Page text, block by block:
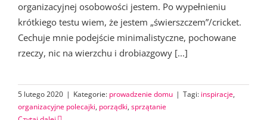
organizacyjnej osobowości jestem. Po wypełnieniu
krótkiego testu wiem, że jestem „świerszczem”/cricket.
Cechuje mnie podejście minimalistyczne, pochowane
rzeczy, nic na wierzchu i drobiazgowy [...]
5 lutego 2020 | Kategorie: prowadzenie domu | Tagi: inspiracje,
organizacyjne polecajki, porządki, sprzątanie